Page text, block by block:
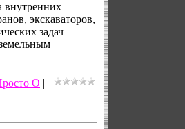
внутренних
экскаваторов,
задач
О |